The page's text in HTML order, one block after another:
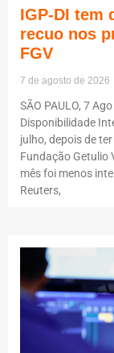
IGP-DI tem
recuo nos
FGV
7 de agosto de 2026
SÃO PAULO, 7
Disponibilidade
julho, depois de
Fundação Getulio
mês foi menos
Reuters,